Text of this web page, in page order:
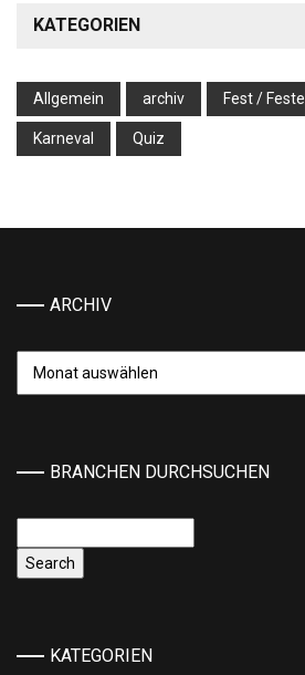
KATEGORIEN
Allgemein archiv Fest / Feste
Karneval Quiz
ARCHIV
BRANCHEN DURCHSUCHEN
KATEGORIEN